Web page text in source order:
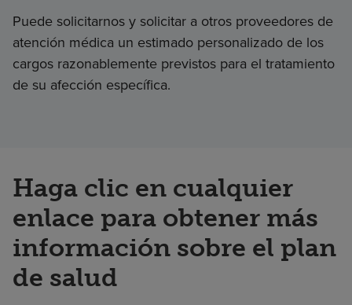
Puede solicitarnos y solicitar a otros proveedores de
atención médica un estimado personalizado de los
cargos razonablemente previstos para el tratamiento
de su afección específica.
Haga clic en cualquier
enlace para obtener más
información sobre el plan
de salud